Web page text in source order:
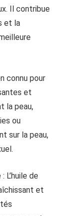
Il contribue
et la
connu pour
et
la peau,
ou
sur la peau,
L’huile de
et